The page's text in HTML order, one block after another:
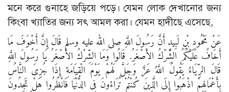
মনে করে গুনাহে জড়িয়ে পড়ে। যেমন লোক দেখানোর জন্য
কিংবা খ্যাতির জন্য সৎ আমল করা। যেমন হাদীছে এসেছে,
عَنْ مَحْمُودِ بْنِ لَبِيدٍ أَنَّ رَسُولَ اللَّهِ صلى الله عليه وسلم قَالَ إِنَّ أَخْوَفَ مَا
أَخَافُ عَلَيْكُمُ الشِّرْكُ الأَصْغَرُ. قَالُوا وَمَا الشِّرْكُ الأَصْغَرُ يَا رَسُولَ اللَّهِ
قَالَ الرِّيَاءُ يَقُولُ اللَّهُ عَزَّ وَجَلَّ لَهُمْ يَوْمَ الْقِيَامَةِ إِذَا جُزِىَ النَّاسُ
بِأَعْمَالِهِمْ اذْهَبُوا إِلَى الَّذِينَ كُنْتُمْ تُرَاءُونَ فِى الدُّنْيَا فَانْظُرُوا هَلْ تَجِدُونَ